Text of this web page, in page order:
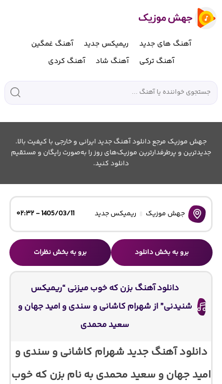
آهنگ های جدید ریمیکس جدید
آهنگ غمگین
آهنگ ترکی
آهنگ شاد آهنگ کردی
جهش موزیک مرجع دانلود آهنگ جدید ایرانی و خارجی با کیفیت بالا.
جدیدترین و پرطرفدارترین موزیک‌های روز را به‌صورت رایگان و مستقیم
دانلود کنید.
جهش موزیک ریمیکس جدید 1405/03/11 - ۰۲:۳۲
برو به بخش دانلود برو به بخش نظرات
دانلود آهنگ بزن که خوب میزنی “ریمیکس
شنیدنی” از شهرام کاشانی و سندی و امید جهان و
سعید محمدی
دانلود آهنگ جدید شهرام کاشانی و سندی و
امید جهان و سعید محمدی به نام بزن که خوب